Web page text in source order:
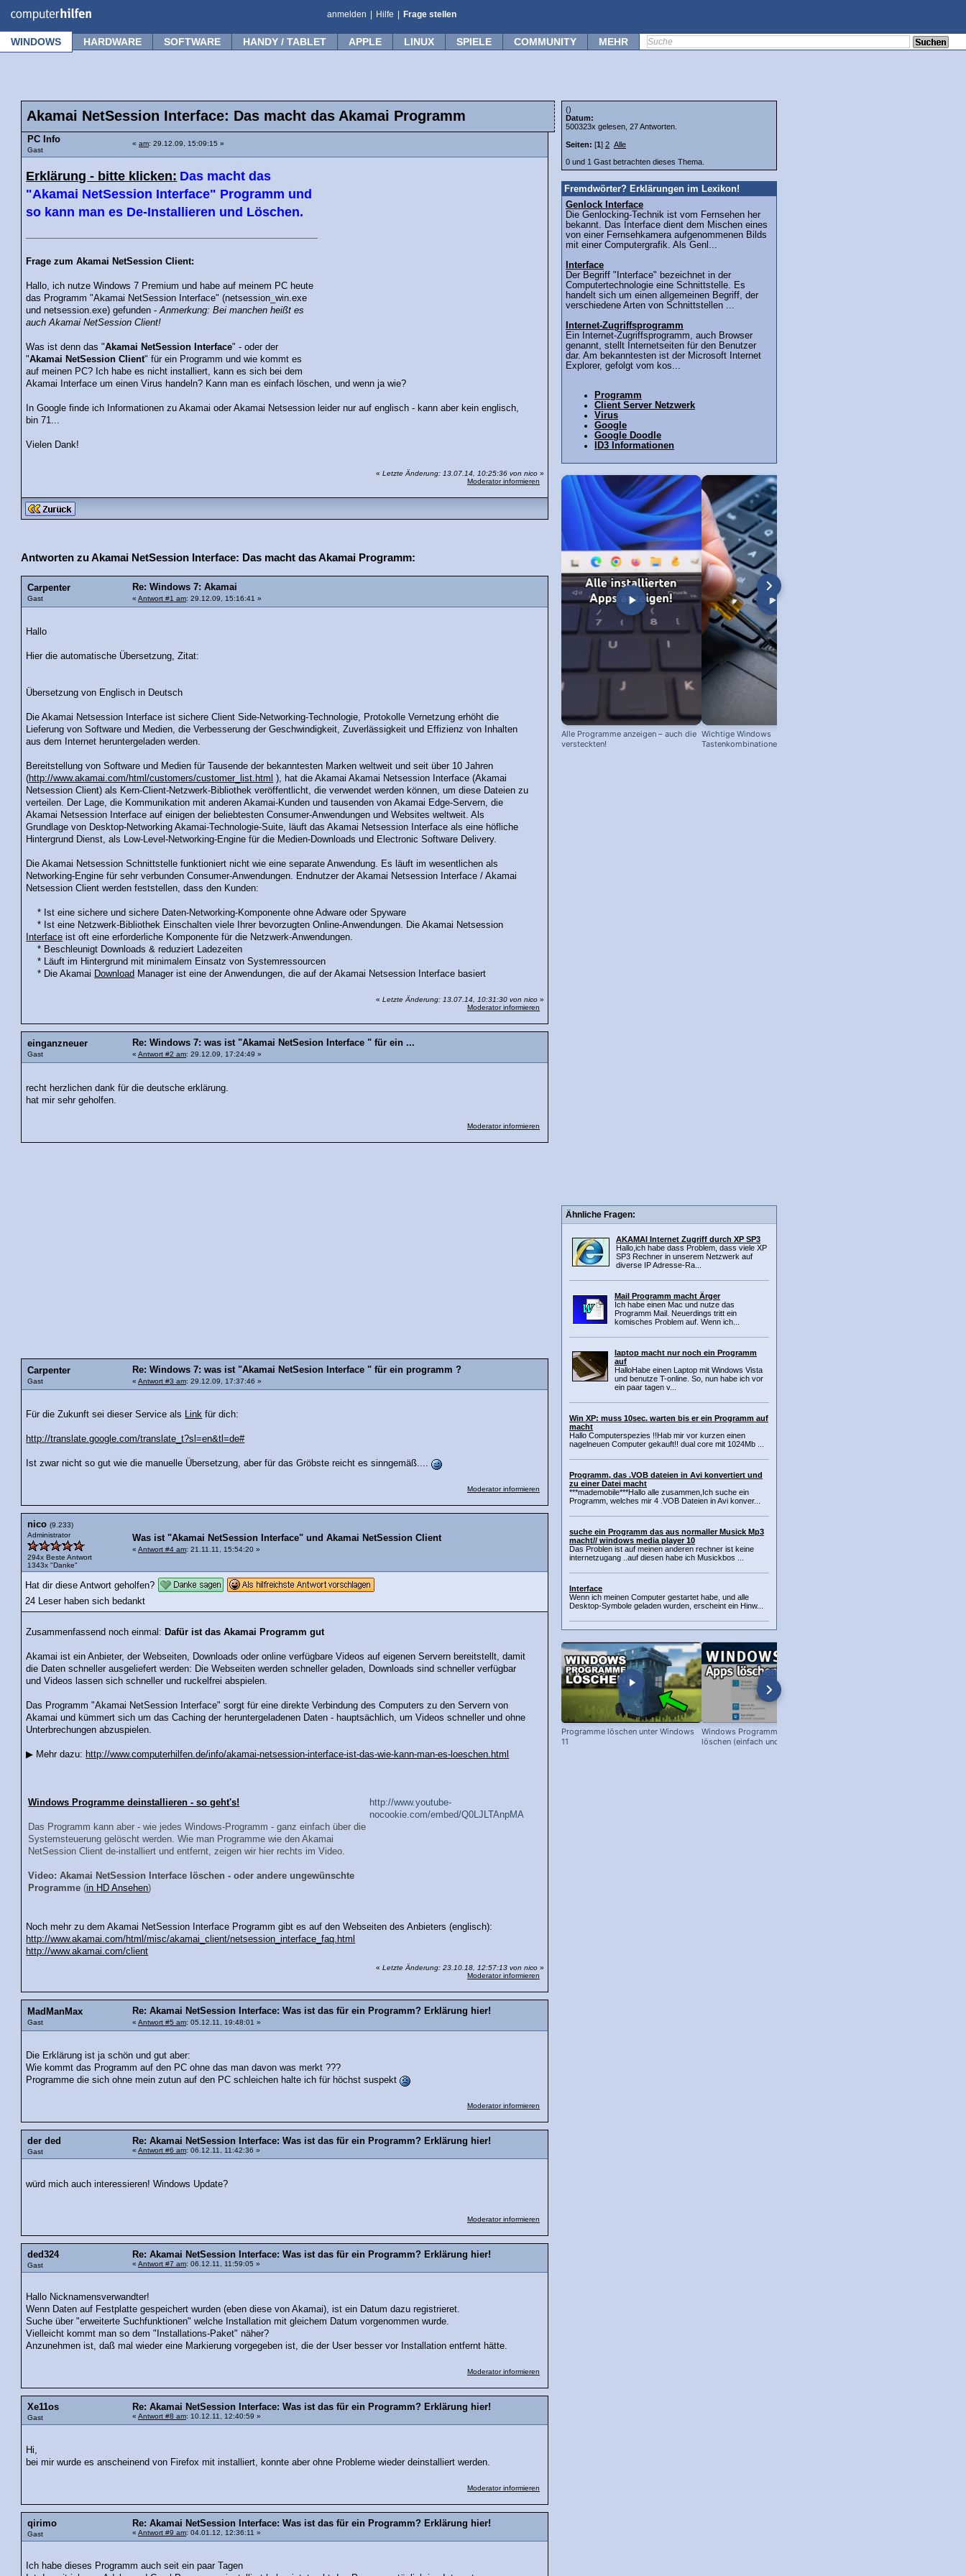
anmelden Hilfe Frage stellen
WINDOWS HARDWARE SOFTWARE HANDY / TABLET APPLE LINUX SPIELE COMMUNITY MEHR
Akamai NetSession Interface: Das macht das Akamai Programm
PC Info
Gast
« am: 29.12.09, 15:09:15 »
Erklärung - bitte klicken: Das macht das
"Akamai NetSession Interface" Programm und
so kann man es De-Installieren und Löschen.
Frage zum Akamai NetSession Client:
Hallo, ich nutze Windows 7 Premium und habe auf meinem PC heute
das Programm "Akamai NetSession Interface" (netsession_win.exe
und netsession.exe) gefunden -Anmerkung: Bei manchen heißt es
auch Akamai NetSession Client!
Was ist denn das "Akamai NetSession Interface" - oder der
"Akamai NetSession Client" für ein Programm und wie kommt es
auf meinen PC? Ich habe es nicht installiert, kann es sich bei dem
Akamai Interface um einen Virus handeln? Kann man es einfach löschen, und wenn ja wie?
In Google finde ich Informationen zu Akamai oder Akamai Netsession leider nur auf englisch - kann aber kein englisch,
bin 71...
Vielen Dank!
« Letzte Änderung: 13.07.14, 10:25:36 von nico »
Moderator informieren
Antworten zu Akamai NetSession Interface: Das macht das Akamai Programm:
Carpenter
Gast
Re: Windows 7: Akamai
« Antwort #1 am: 29.12.09, 15:16:41 »
Hallo
Hier die automatische Übersetzung, Zitat:
Übersetzung von Englisch in Deutsch
Die Akamai Netsession Interface ist sichere Client Side-Networking-Technologie, Protokolle Vernetzung erhöht die
Lieferung von Software und Medien, die Verbesserung der Geschwindigkeit, Zuverlässigkeit und Effizienz von Inhalten
aus dem Internet heruntergeladen werden.
Bereitstellung von Software und Medien für Tausende der bekanntesten Marken weltweit und seit über 10 Jahren
(http://www.akamai.com/html/customers/customer_list.html
), hat die Akamai Akamai Netsession Interface (Akamai
Netsession Client) als Kern-Client-Netzwerk-Bibliothek veröffentlicht, die verwendet werden können, um diese Dateien zu
verteilen. Der Lage, die Kommunikation mit anderen Akamai-Kunden und tausenden von Akamai Edge-Servern, die
Akamai Netsession Interface auf einigen der beliebtesten Consumer-Anwendungen und Websites weltweit. Als
Grundlage von Desktop-Networking Akamai-Technologie-Suite, läuft das Akamai Netsession Interface als eine höfliche
Hintergrund Dienst, als Low-Level-Networking-Engine für die Medien-Downloads und Electronic Software Delivery.
Die Akamai Netsession Schnittstelle funktioniert nicht wie eine separate Anwendung. Es läuft im wesentlichen als
Networking-Engine für sehr verbunden Consumer-Anwendungen. Endnutzer der Akamai Netsession Interface / Akamai
Netsession Client werden feststellen, dass den Kunden:
* Ist eine sichere und sichere Daten-Networking-Komponente ohne Adware oder Spyware
* Ist eine Netzwerk-Bibliothek Einschalten viele Ihrer bevorzugten Online-Anwendungen. Die Akamai Netsession
Interface ist oft eine erforderliche Komponente für die Netzwerk-Anwendungen.
* Beschleunigt Downloads & reduziert Ladezeiten
* Läuft im Hintergrund mit minimalem Einsatz von Systemressourcen
* Die Akamai Download Manager ist eine der Anwendungen, die auf der Akamai Netsession Interface basiert
« Letzte Änderung: 13.07.14, 10:31:30 von nico »
Moderator informieren
einganzneuer
Gast
Re: Windows 7: was ist "Akamai NetSesion Interface " für ein ...
« Antwort #2 am: 29.12.09, 17:24:49 »
recht herzlichen dank für die deutsche erklärung.
hat mir sehr geholfen.
Moderator informieren
Carpenter
Gast
Re: Windows 7: was ist "Akamai NetSesion Interface " für ein programm ?
« Antwort #3 am: 29.12.09, 17:37:46 »
Für die Zukunft sei dieser Service als Link für dich:
http://translate.google.com/translate_t?sl=en&tl=de#
Ist zwar nicht so gut wie die manuelle Übersetzung, aber für das Gröbste reicht es sinngemäß....
Moderator informieren
nico (9.233)
Administrator
294x Beste Antwort
1343x "Danke"
Was ist "Akamai NetSession Interface" und Akamai NetSession Client
« Antwort #4 am: 21.11.11, 15:54:20 »
Hat dir diese Antwort geholfen?
24 Leser haben sich bedankt
Zusammenfassend noch einmal: Dafür ist das Akamai Programm gut
Akamai ist ein Anbieter, der Webseiten, Downloads oder online verfügbare Videos auf eigenen Servern bereitstellt, damit
die Daten schneller ausgeliefert werden: Die Webseiten werden schneller geladen, Downloads sind schneller verfügbar
und Videos lassen sich schneller und ruckelfrei abspielen.
Das Programm "Akamai NetSession Interface" sorgt für eine direkte Verbindung des Computers zu den Servern von
Akamai und kümmert sich um das Caching der heruntergeladenen Daten - hauptsächlich, um Videos schneller und ohne
Unterbrechungen abzuspielen.
▶ Mehr dazu: http://www.computerhilfen.de/info/akamai-netsession-interface-ist-das-wie-kann-man-es-loeschen.html
Windows Programme deinstallieren - so geht's!
Das Programm kann aber - wie jedes Windows-Programm - ganz einfach über die
Systemsteuerung gelöscht werden. Wie man Programme wie den Akamai
NetSession Client de-installiert und entfernt, zeigen wir hier rechts im Video.
Video: Akamai NetSession Interface löschen - oder andere ungewünschte
Programme (in HD Ansehen)
http://www.youtube-
nocookie.com/embed/Q0LJLTAnpMA
Noch mehr zu dem Akamai NetSession Interface Programm gibt es auf den Webseiten des Anbieters (englisch):
http://www.akamai.com/html/misc/akamai_client/netsession_interface_faq.html
http://www.akamai.com/client
« Letzte Änderung: 23.10.18, 12:57:13 von nico »
Moderator informieren
MadManMax
Gast
Re: Akamai NetSession Interface: Was ist das für ein Programm? Erklärung hier!
« Antwort #5 am: 05.12.11, 19:48:01 »
Die Erklärung ist ja schön und gut aber:
Wie kommt das Programm auf den PC ohne das man davon was merkt ???
Programme die sich ohne mein zutun auf den PC schleichen halte ich für höchst suspekt
Moderator informieren
der ded
Gast
Re: Akamai NetSession Interface: Was ist das für ein Programm? Erklärung hier!
« Antwort #6 am: 06.12.11, 11:42:36 »
würd mich auch interessieren! Windows Update?
Moderator informieren
ded324
Gast
Re: Akamai NetSession Interface: Was ist das für ein Programm? Erklärung hier!
« Antwort #7 am: 06.12.11, 11:59:05 »
Hallo Nicknamensverwandter!
Wenn Daten auf Festplatte gespeichert wurden (eben diese von Akamai), ist ein Datum dazu registrieret.
Suche über "erweiterte Suchfunktionen" welche Installation mit gleichem Datum vorgenommen wurde.
Vielleicht kommt man so dem "Installations-Paket" näher?
Anzunehmen ist, daß mal wieder eine Markierung vorgegeben ist, die der User besser vor Installation entfernt hätte.
Moderator informieren
Xe11os
Gast
Re: Akamai NetSession Interface: Was ist das für ein Programm? Erklärung hier!
« Antwort #8 am: 10.12.11, 12:40:59 »
Hi,
bei mir wurde es anscheinend von Firefox mit installiert, konnte aber ohne Probleme wieder deinstalliert werden.
Moderator informieren
qirimo
Gast
Re: Akamai NetSession Interface: Was ist das für ein Programm? Erklärung hier!
« Antwort #9 am: 04.01.12, 12:36:11 »
Ich habe dieses Programm auch seit ein paar Tagen
()
Datum:
500323x gelesen, 27 Antworten.
Seiten: [1] 2 Alle
0 und 1 Gast betrachten dieses Thema.
Fremdwörter? Erklärungen im Lexikon!
Genlock Interface
Die Genlocking-Technik ist vom Fernsehen her
bekannt. Das Interface dient dem Mischen eines
von einer Fernsehkamera aufgenommenen Bilds
mit einer Computergrafik. Als Genl...
Interface
Der Begriff "Interface" bezeichnet in der
Computertechnologie eine Schnittstelle. Es
handelt sich um einen allgemeinen Begriff, der
verschiedene Arten von Schnittstellen ...
Internet-Zugriffsprogramm
Ein Internet-Zugriffsprogramm, auch Browser
genannt, stellt Internetseiten für den Benutzer
dar. Am bekanntesten ist der Microsoft Internet
Explorer, gefolgt vom kos...
Programm
Client Server Netzwerk
Virus
Google
Google Doodle
ID3 Informationen
Alle Programme anzeigen – auch die
versteckten!
Wichtige Windows
Tastenkombinationen zum
Ähnliche Fragen:
AKAMAI Internet Zugriff durch XP SP3
Hallo,ich habe dass Problem, dass viele XP
SP3 Rechner in unserem Netzwerk auf
diverse IP Adresse-Ra...
Mail Programm macht Ärger
Ich habe einen Mac und nutze das
Programm Mail. Neuerdings tritt ein
komisches Problem auf. Wenn ich...
laptop macht nur noch ein Programm
auf
HalloHabe einen Laptop mit Windows Vista
und benutze T-online. So, nun habe ich vor
ein paar tagen v...
Win XP: muss 10sec. warten bis er ein Programm auf
macht
Hallo Computerspezies !!Hab mir vor kurzen einen
nagelneuen Computer gekauft!! dual core mit 1024Mb ...
Programm, das .VOB dateien in Avi konvertiert und
zu einer Datei macht
***mademobile***Hallo alle zusammen,Ich suche ein
Programm, welches mir 4 .VOB Dateien in Avi konver...
suche ein Programm das aus normaller Musick Mp3
macht// windows media player 10
Das Problen ist auf meinen anderen rechner ist keine
internetzugang ..auf diesen habe ich Musickbos ...
Interface
Wenn ich meinen Computer gestartet habe, und alle
Desktop-Symbole geladen wurden, erscheint ein Hinw...
Programme löschen unter Windows
11
Windows Programme & Apps
löschen (einfach und schnell)!